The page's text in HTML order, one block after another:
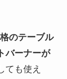
のテーブル
バーナーが
ても使え